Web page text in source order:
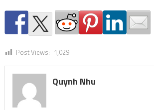
Post Views: 1,029
Quynh Nhu